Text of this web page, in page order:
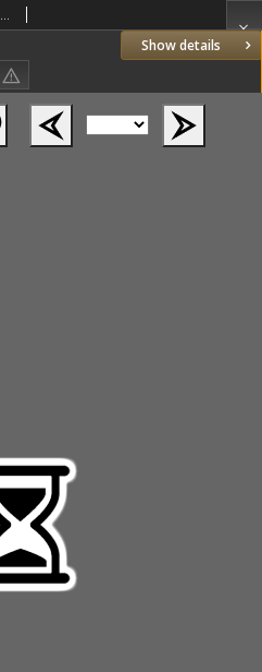
Show details
Orędownik: ilustrowane pismo narodowe i katolickie 1936.01.17 R.66 Nr13